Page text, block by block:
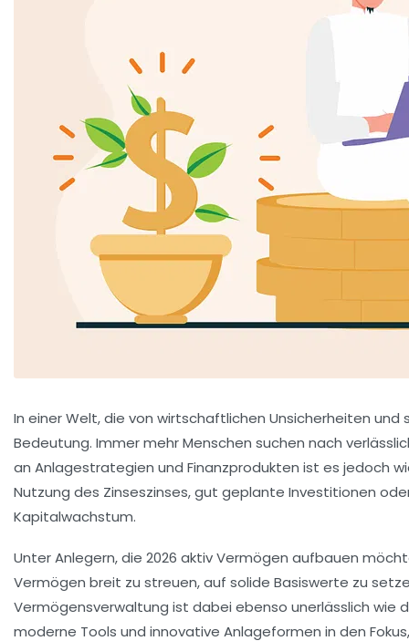
In einer Welt, die von wirtschaftlichen Unsicherheiten
Bedeutung. Immer mehr Menschen suchen nach
an Anlagestrategien und Finanzprodukten ist es jedoch
Nutzung des Zinseszinses, gut geplante Investitionen
Kapitalwachstum.
Unter Anlegern, die 2026 aktiv Vermögen aufbauen
Vermögen breit zu streuen, auf solide Basiswerte zu
Vermögensverwaltung ist dabei ebenso unerlässlich wie
moderne Tools und innovative Anlageformen in den